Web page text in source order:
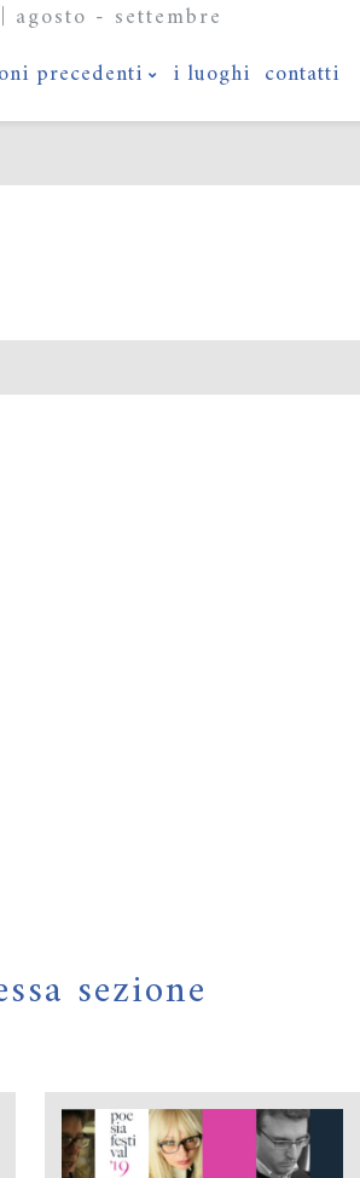
- settembre
precedenti i luoghi contatti
sezione